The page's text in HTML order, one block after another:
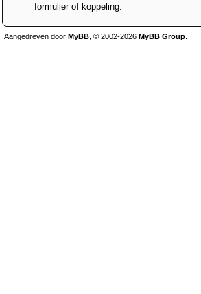
formulier of koppeling.
Aangedreven door MyBB , © 2002-2026 MyBB Group